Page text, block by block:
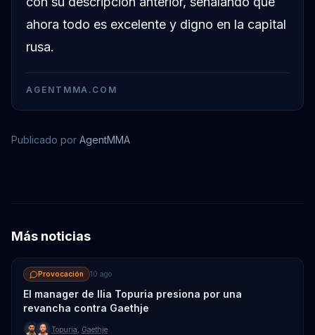
ahora todo es excelente y digno en la capital
rusa.
AGENTMMA.COM
Publicado por AgentMMA
Más noticias
Provocación 10 ago
El manager de Ilia Topuria presiona por una
revancha contra Gaethje
Topuria Gaethje